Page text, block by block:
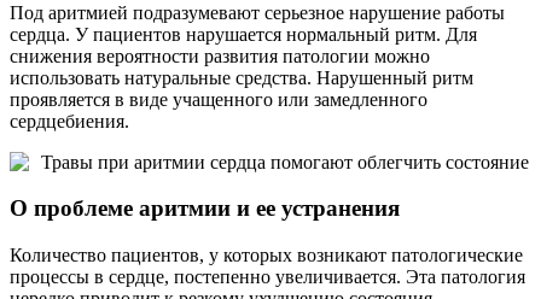
Под аритмией подразумевают серьезное нарушение работы
сердца. У пациентов нарушается нормальный ритм. Для
снижения вероятности развития патологии можно
использовать натуральные средства. Нарушенный ритм
проявляется в виде учащенного или замедленного
сердцебиения.
Травы при аритмии сердца помогают облегчить состояние
О проблеме аритмии и ее устранения
Количество пациентов, у которых возникают патологические
процессы в сердце, постепенно увеличивается. Эта патология